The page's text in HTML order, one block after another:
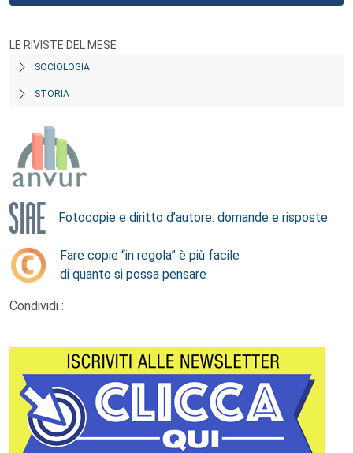
LE RIVISTE DEL MESE
SOCIOLOGIA
STORIA
Fotocopie e diritto d’autore: domande e risposte
Fare copie “in regola” è più facile
di quanto si possa pensare
Condividi :